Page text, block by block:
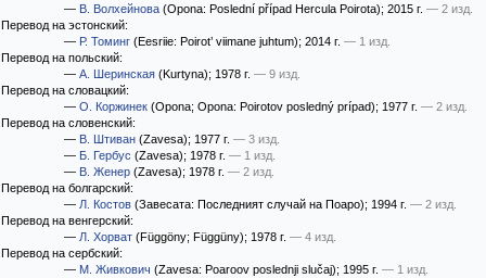
— В. Волхейнова (Opona: Poslední případ Hercula Poirota); 2015 г. — 2 изд.
Перевод на эстонский:
— Р. Томинг (Eesriie: Poirot’ viimane juhtum); 2014 г. — 1 изд.
Перевод на польский:
— А. Шеринская (Kurtyna); 1978 г. — 9 изд.
Перевод на словацкий:
— О. Коржинек (Opona; Opona: Poirotov posledný prípad); 1977 г. — 2 изд.
Перевод на словенский:
— В. Штиван (Zavesa); 1977 г. — 3 изд.
— Б. Гербус (Zavesa); 1978 г. — 1 изд.
— В. Женер (Zavesa); 1978 г. — 2 изд.
Перевод на болгарский:
— Л. Костов (Завесата: Последният случай на Поаро); 1994 г. — 2 изд.
Перевод на венгерский:
— Л. Хорват (Függöny; Függüny); 1978 г. — 4 изд.
Перевод на сербский:
— М. Живкович (Zavesa: Poaroov poslednji slučaj); 1995 г. — 1 изд.